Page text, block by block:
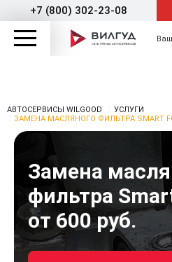
+7 (800) 302-23-08
АВТОСЕРВИСЫ WILGOOD
УСЛУГИ
ЗАМЕНА МАСЛЯНОГО ФИЛЬТРА SMART
Замена
фильтра
от 600 руб.